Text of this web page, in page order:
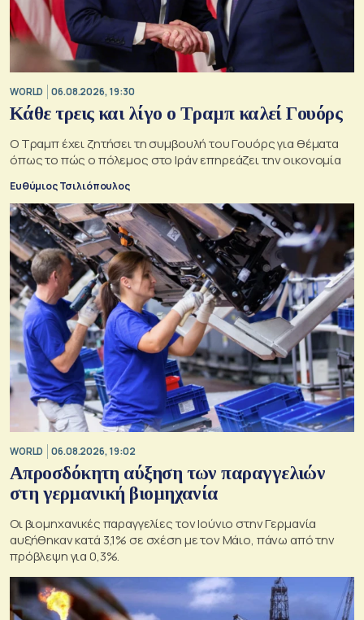
WORLD 06.08.2026, 19:30
Κάθε τρεις και λίγο ο Τραμπ καλεί Γουόρς
Ο Τραμπ έχει ζητήσει τη συμβουλή του Γουόρς για θέματα
όπως το πώς ο πόλεμος στο Ιράν επηρεάζει την οικονομία
Ευθύμιος Τσιλιόπουλος
WORLD 06.08.2026, 19:02
Απροσδόκητη αύξηση των παραγγελιών
στη γερμανική βιομηχανία
Οι βιομηχανικές παραγγελίες τον Ιούνιο στην Γερμανία
αυξήθηκαν κατά 3,1% σε σχέση με τον Μάιο, πάνω από την
πρόβλεψη για 0,3%.